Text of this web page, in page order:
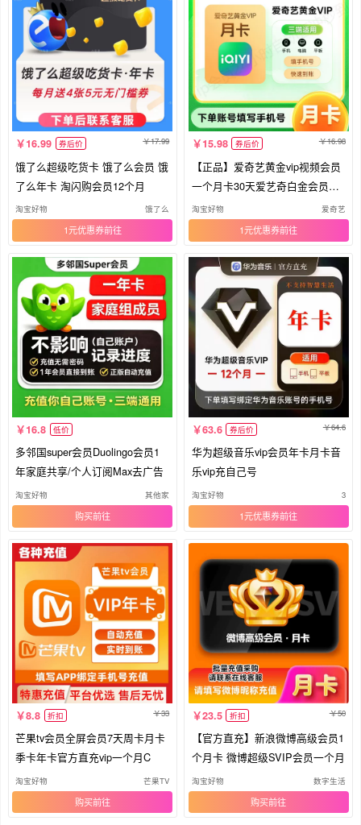
16.99 券后价 17.99
饿了么超级吃货卡 饿了么会员 饿
了么年卡 淘闪购会员12个月
淘宝好物 饿了么
1元优惠券
15.98 券后价 16.98
【正品】爱奇艺黄金vip视频会员
一个月卡30天爱艺奇白金会员直
充
淘宝好物 爱奇艺
1元优惠券
16.8 低价
多邻国super会员Duolingo会员1
年家庭共享/个人订阅Max去广告
淘宝好物 其他家
购买
63.6 券后价 64.6
华为超级音乐vip会员年卡月卡音
乐vip充自己号
淘宝好物 3
1元优惠券
8.8 折扣 33
芒果tv会员全屏会员7天周卡月卡
季卡年卡官方直充vip一个月C
淘宝好物 芒果TV
购买
23.5 折扣 50
【官方直充】新浪微博高级会员1
个月卡 微博超级SVIP会员一个月
淘宝好物 数字生活
购买